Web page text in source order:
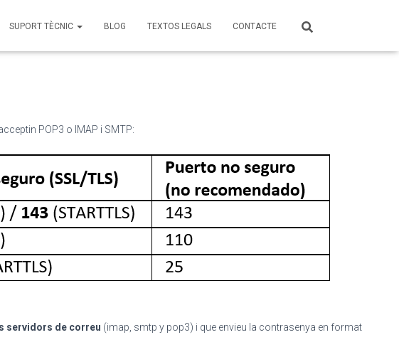
SUPORT TÈCNIC BLOG TEXTOS LEGALS CONTACTE
POP3 o IMAP i SMTP:
servidors de correu (imap, smtp y pop3) i que envieu la contrasenya en format